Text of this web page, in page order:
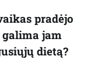
pradėjo
jam
dietą?